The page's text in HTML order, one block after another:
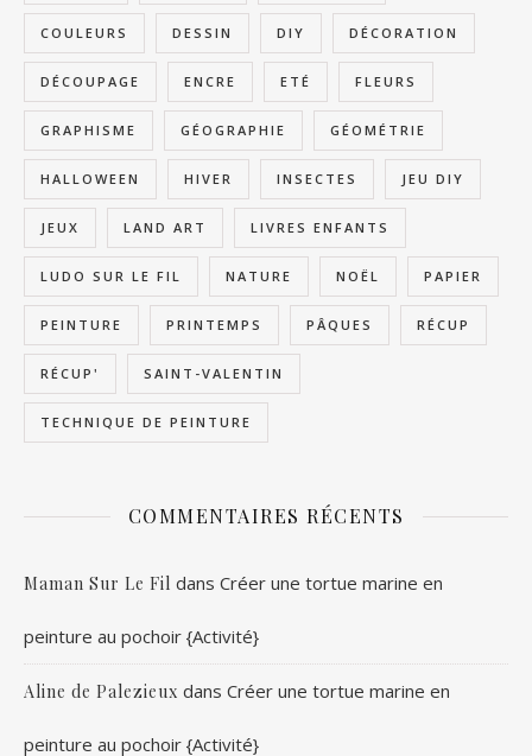
COULEURS DESSIN DIY DÉCORATION
DÉCOUPAGE ENCRE ETÉ FLEURS
GRAPHISME GÉOGRAPHIE GÉOMÉTRIE
HALLOWEEN HIVER INSECTES JEU DIY
JEUX LAND ART LIVRES ENFANTS
LUDO SUR LE FIL NATURE NOËL PAPIER
PEINTURE PRINTEMPS PÂQUES RÉCUP
RÉCUP' SAINT-VALENTIN
TECHNIQUE DE PEINTURE
COMMENTAIRES RÉCENTS
Maman Sur Le Fil dans Créer une tortue marine en
peinture au pochoir {Activité}
Aline de Palezieux dans Créer une tortue marine en
peinture au pochoir {Activité}